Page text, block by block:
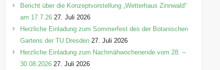
Bericht über die Konzeptvorstellung „Wetterhaus Zinnwald“
am 17.7.26 27. Juli 2026
Herzliche Einladung zum Sommerfest des der Botanischen
Gartens der TU Dresden 27. Juli 2026
Herzliche Einladung zum Nachmähwochenende vom 28. –
30.08.2026 27. Juli 2026